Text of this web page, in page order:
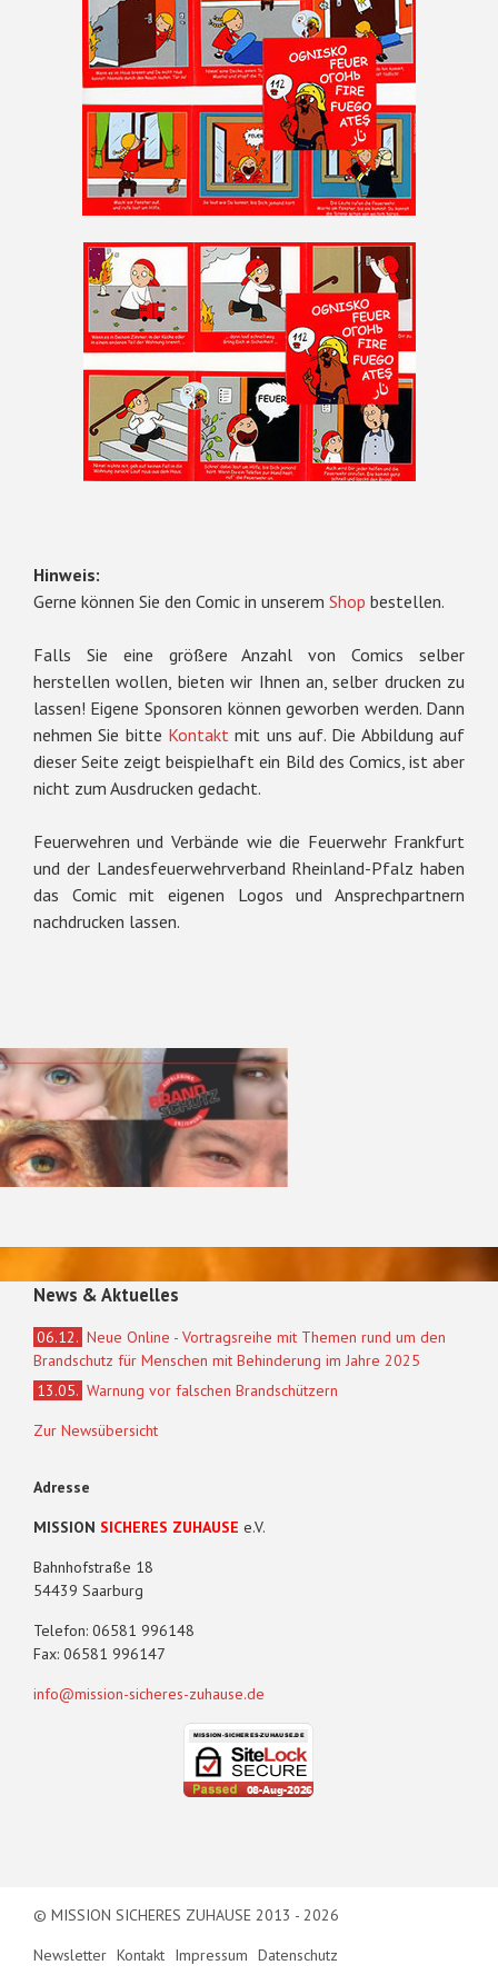
Hinweis:
Gerne können Sie den Comic in unserem Shop bestellen.
Falls Sie eine größere Anzahl von Comics selber
herstellen wollen, bieten wir Ihnen an, selber drucken zu
lassen! Eigene Sponsoren können geworben werden. Dann
nehmen Sie bitte Kontakt mit uns auf. Die Abbildung auf
dieser Seite zeigt beispielhaft ein Bild des Comics, ist aber
nicht zum Ausdrucken gedacht.
Feuerwehren und Verbände wie die Feuerwehr Frankfurt
und der Landesfeuerwehrverband Rheinland-Pfalz haben
das Comic mit eigenen Logos und Ansprechpartnern
nachdrucken lassen.
News & Aktuelles
06.12. Neue Online - Vortragsreihe mit Themen rund um den
Brandschutz für Menschen mit Behinderung im Jahre 2025
13.05. Warnung vor falschen Brandschützern
Zur Newsübersicht
Adresse
MISSION SICHERES ZUHAUSE e.V.
Bahnhofstraße 18
54439 Saarburg
Telefon: 06581 996148
Fax: 06581 996147
info@mission-sicheres-zuhause.de
© MISSION SICHERES ZUHAUSE 2013 - 2026
Newsletter Kontakt Impressum Datenschutz